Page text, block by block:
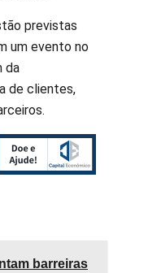
previstas
um evento no
da
de clientes,
barreiras